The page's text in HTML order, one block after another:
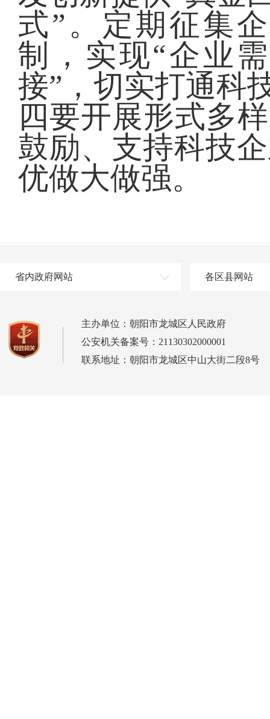
式”。定期征集
制，实现“企业
接”，切实打通科
四要开展形式多
鼓励、支持科技
优做大做强。
省内政府网站 各区县网站
主办单位：朝阳市龙城区人民政府
公安机关备案号：21130302000001
联系地址：朝阳市龙城区中山大街二段8号